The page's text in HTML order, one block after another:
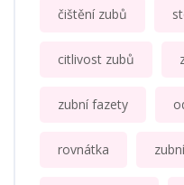
čištění zubů
citlivost zubů
zubní fazety
rovnátka